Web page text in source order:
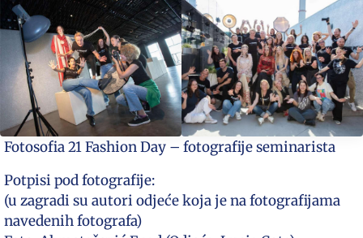
Fotosofia 21 Fashion Day – fotografije seminarista
Potpisi pod fotografije:
(u zagradi su autori odjeće koja je na fotografijama
navedenih fotografa)